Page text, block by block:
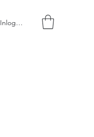
Inloggen